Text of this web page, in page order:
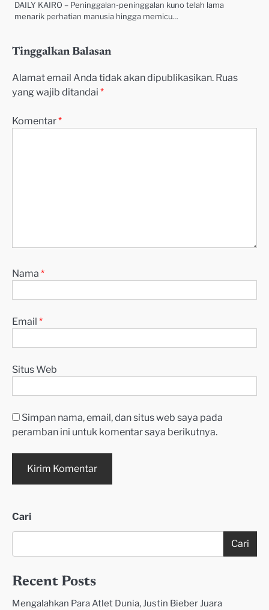
DAILY KAIRO – Peninggalan-peninggalan kuno telah lama
menarik perhatian manusia hingga memicu…
Tinggalkan Balasan
Alamat email Anda tidak akan dipublikasikan. Ruas
yang wajib ditandai *
Komentar*
Nama *
Email *
Situs Web
Simpan nama, email, dan situs web saya pada
peramban ini untuk komentar saya berikutnya.
Cari
Cari
Recent Posts
Mengalahkan Para Atlet Dunia, Justin Bieber Juara